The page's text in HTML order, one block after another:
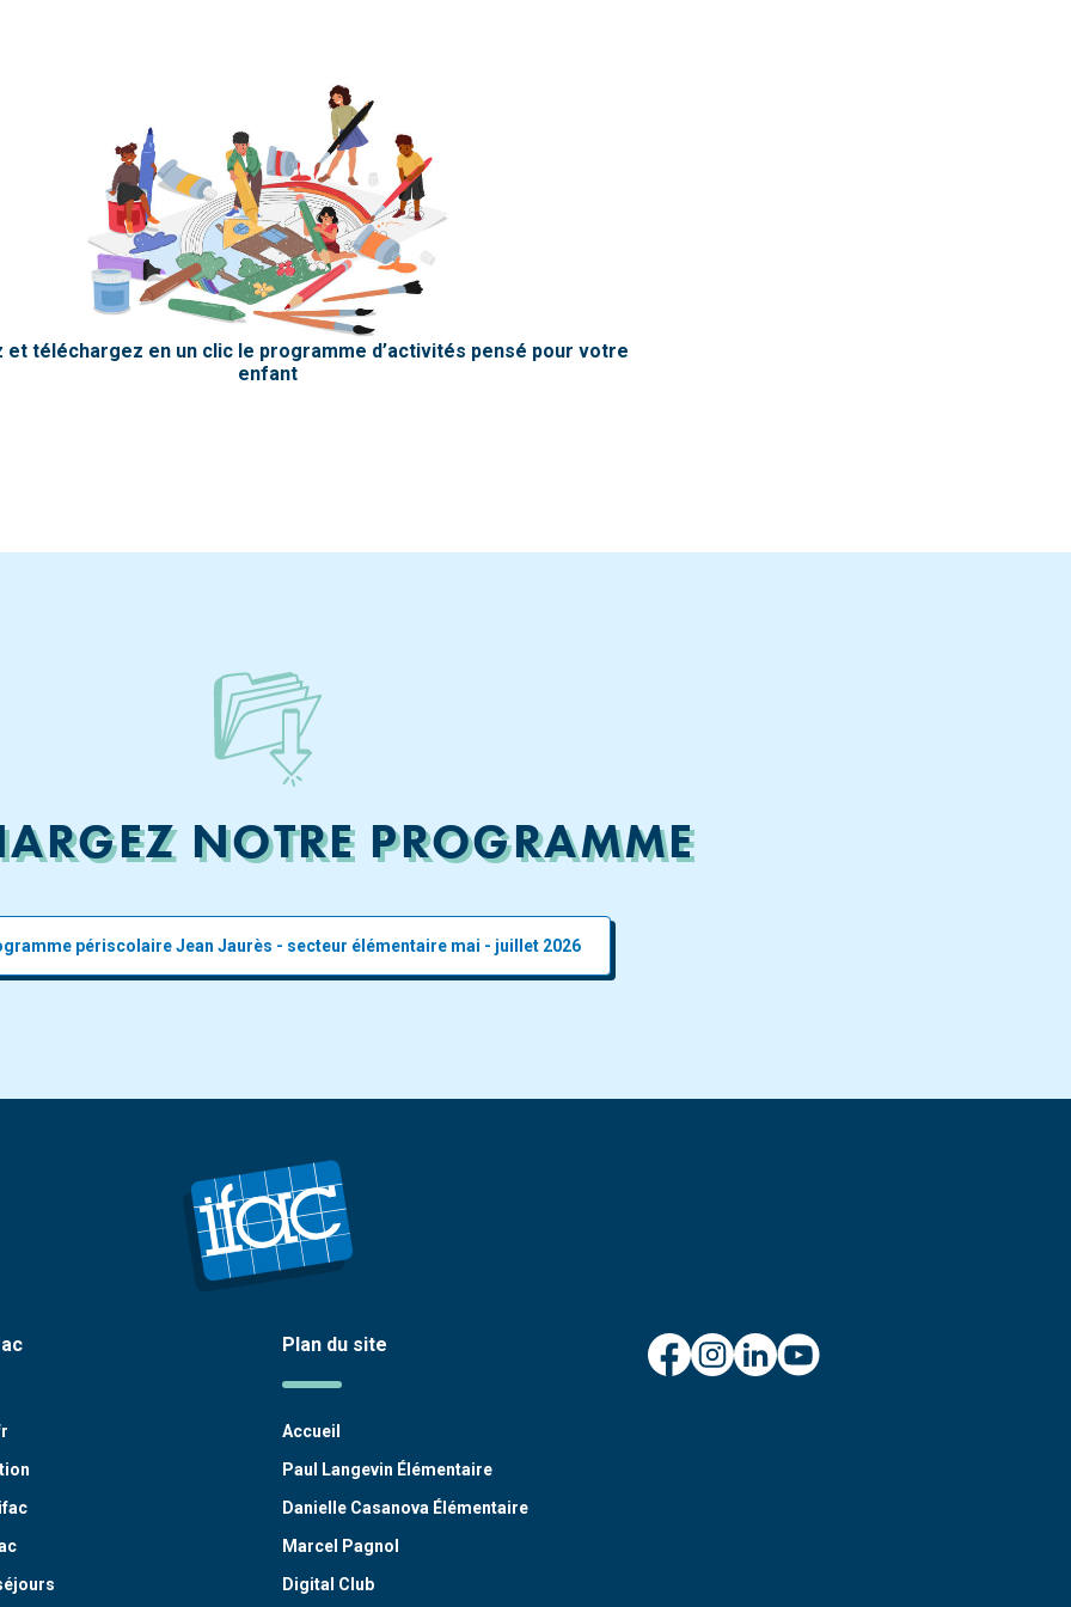
et téléchargez en un clic le programme d’activités pensé pour votre
enfant
NOTRE PROGRAMME
périscolaire Jean Jaurès - secteur élémentaire mai - juillet 2026
Plan du site
Accueil
Paul Langevin Élémentaire
Danielle Casanova Élémentaire
Marcel Pagnol
Digital Club